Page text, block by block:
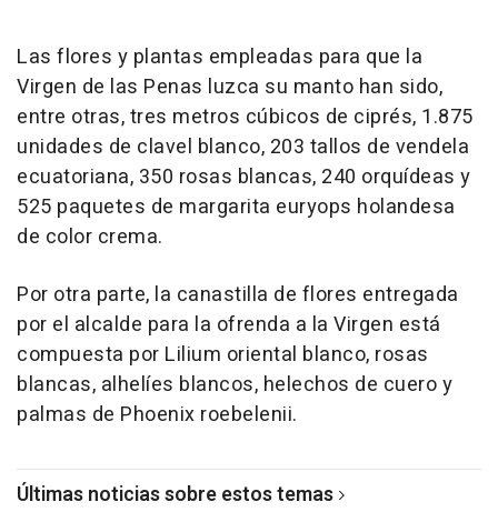
Las flores y plantas empleadas para que la
Virgen de las Penas luzca su manto han sido,
entre otras, tres metros cúbicos de ciprés, 1.875
unidades de clavel blanco, 203 tallos de vendela
ecuatoriana, 350 rosas blancas, 240 orquídeas y
525 paquetes de margarita euryops holandesa
de color crema.
Por otra parte, la canastilla de flores entregada
por el alcalde para la ofrenda a la Virgen está
compuesta por Lilium oriental blanco, rosas
blancas, alhelíes blancos, helechos de cuero y
palmas de Phoenix roebelenii.
Últimas noticias sobre estos temas